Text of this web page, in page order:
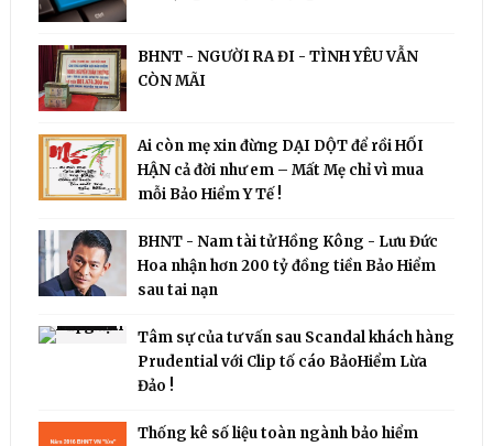
BHNT - NGƯỜI RA ĐI - TÌNH YÊU VẪN
CÒN MÃI
Ai còn mẹ xin đừng DẠI DỘT để rồi HỐI
HẬN cả đời như em – Mất Mẹ chỉ vì mua
mỗi Bảo Hiểm Y Tế !
BHNT - Nam tài tử Hồng Kông - Lưu Đức
Hoa nhận hơn 200 tỷ đồng tiền Bảo Hiểm
sau tai nạn
Tâm sự của tư vấn sau Scandal khách hàng
Prudential với Clip tố cáo BảoHiểm Lừa
Đảo !
Thống kê số liệu toàn ngành bảo hiểm